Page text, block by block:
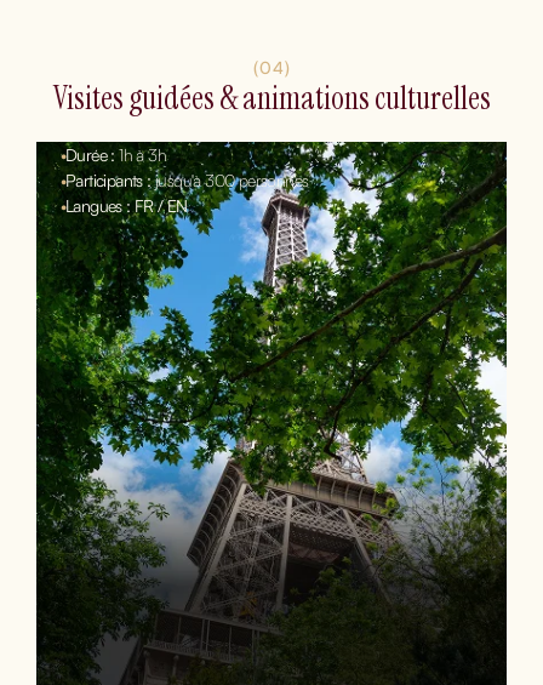
(04)
Visites guidées & animations culturelles
•Durée :1h à 3h
•Participants :jusqu'à 300 personnes
•Langues : FR / EN